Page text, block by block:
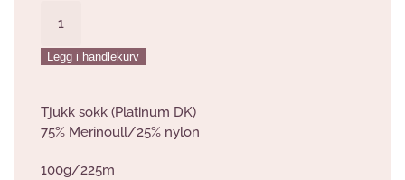
Tjukk
Sokk
Sjølvstripande
Legg i handlekurv
Tjukk sokk (Platinum DK)
75% Merinoull/25% nylon
100g/225m